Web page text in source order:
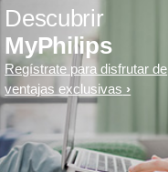
Descubrir
MyPhilips
Regístrate para disfrutar de
ventajas exclusivas